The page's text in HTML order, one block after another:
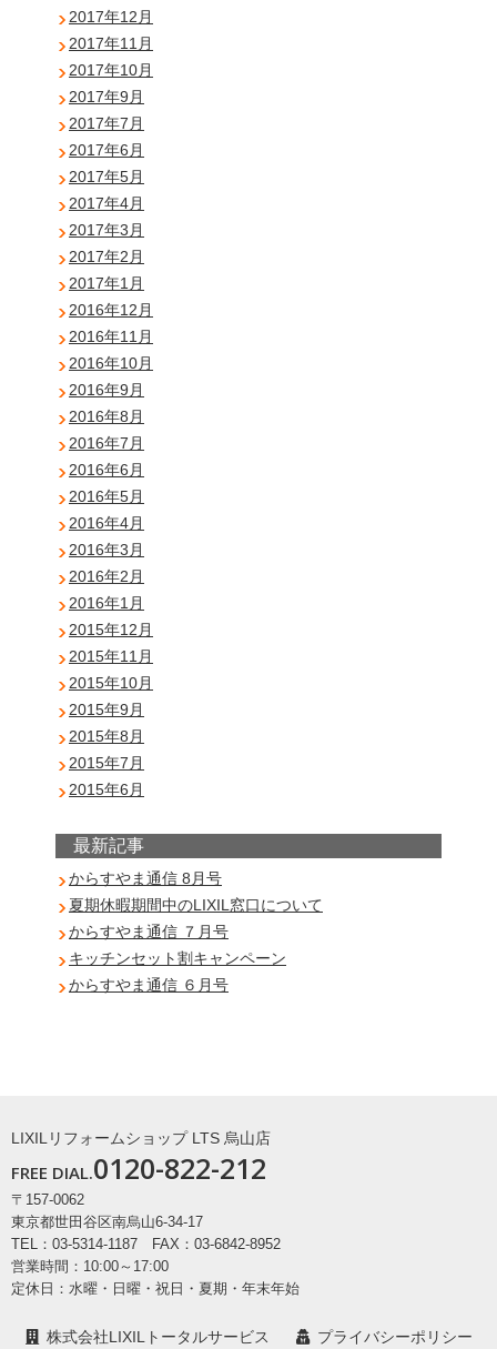
2017年12月
2017年11月
2017年10月
2017年9月
2017年7月
2017年6月
2017年5月
2017年4月
2017年3月
2017年2月
2017年1月
2016年12月
2016年11月
2016年10月
2016年9月
2016年8月
2016年7月
2016年6月
2016年5月
2016年4月
2016年3月
2016年2月
2016年1月
2015年12月
2015年11月
2015年10月
2015年9月
2015年8月
2015年7月
2015年6月
最新記事
からすやま通信 8月号
夏期休暇期間中のLIXIL窓口について
からすやま通信 ７月号
キッチンセット割キャンペーン
からすやま通信 ６月号
LIXILリフォームショップ LTS 烏山店
FREE DIAL.0120-822-212
〒157-0062
東京都世田谷区南烏山6-34-17
TEL：03-5314-1187 FAX：03-6842-8952
営業時間：10:00～17:00
定休日：水曜・日曜・祝日・夏期・年末年始
株式会社LIXILトータルサービス プライバシーポリシー